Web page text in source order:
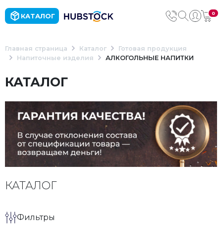
КАТАЛОГ 0
Главная страница Каталог
Готовая продукция
Напиточные изделия
АЛКОГОЛЬНЫЕ НАПИТКИ
КАТАЛОГ
КАТАЛОГ
Фильтры